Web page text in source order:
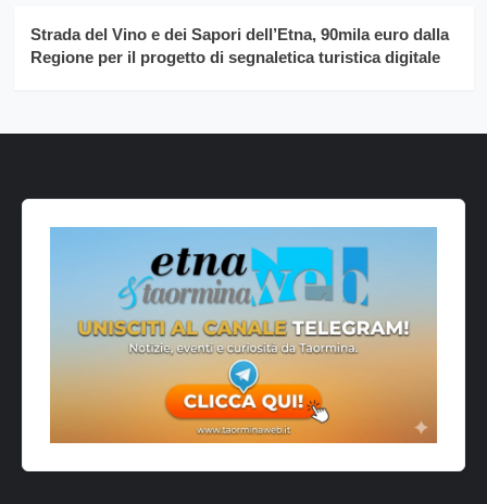
Strada del Vino e dei Sapori dell’Etna, 90mila euro dalla
Regione per il progetto di segnaletica turistica digitale